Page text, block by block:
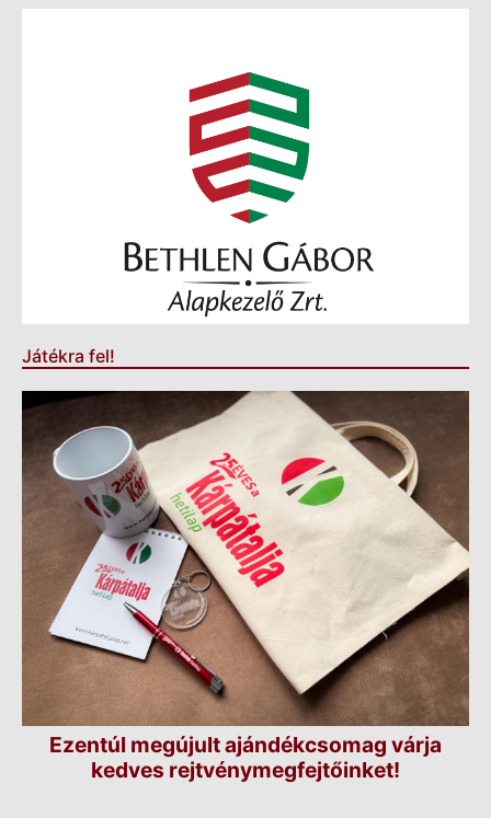
Játékra fel!
Ezentúl megújult ajándékcsomag várja
kedves rejtvénymegfejtőinket!